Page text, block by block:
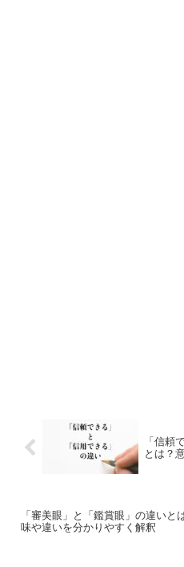
「信頼
とは？
「審美眼」と「鑑賞眼」の違いと
味や違いを分かりやすく解釈